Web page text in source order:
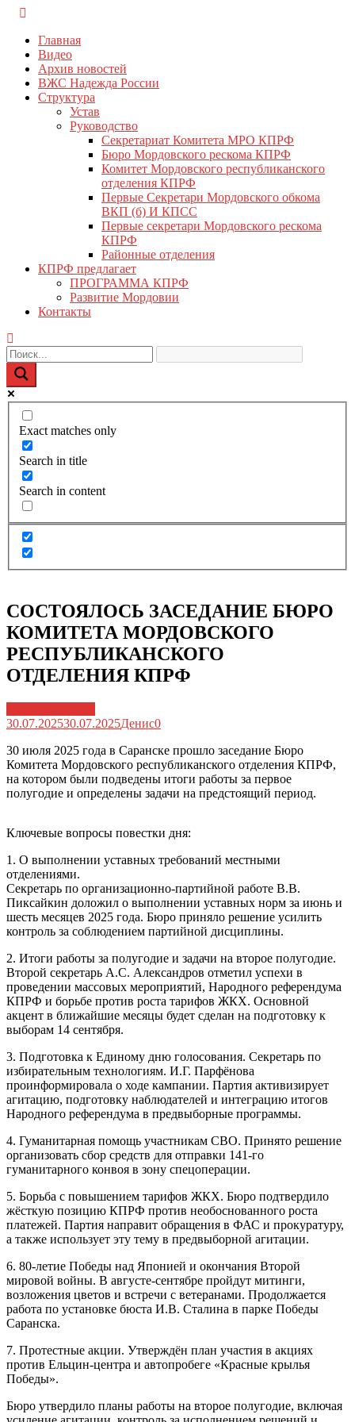
Перейти
содержимому
Главная
Видео
Архив новостей
ВЖС Надежда России
Структура
Устав
Руководство
Секретариат Комитета МРО КПРФ
Бюро Мордовского рескома КПРФ
Комитет Мордовского республиканского
отделения КПРФ
Первые Секретари Мордовского обкома
ВКП (б) И КПСС
Первые секретари Мордовского рескома
КПРФ
Районные отделения
КПРФ предлагает
ПРОГРАММА КПРФ
Развитие Мордовии
Контакты
Exact matches only
Search in title
Search in content
СОСТОЯЛОСЬ ЗАСЕДАНИЕ БЮРО
КОМИТЕТА МОРДОВСКОГО
РЕСПУБЛИКАНСКОГО
ОТДЕЛЕНИЯ КПРФ
30.07.202530.07.2025Денис0
30 июля 2025 года в Саранске прошло заседание Бюро
Комитета Мордовского республиканского отделения КПРФ,
на котором были подведены итоги работы за первое
полугодие и определены задачи на предстоящий период.
Ключевые вопросы повестки дня:
1. О выполнении уставных требований местными
отделениями.
Секретарь по организационно-партийной работе В.В.
Пиксайкин доложил о выполнении уставных норм за июнь и
шесть месяцев 2025 года. Бюро приняло решение усилить
контроль за соблюдением партийной дисциплины.
2. Итоги работы за полугодие и задачи на второе полугодие.
Второй секретарь А.С. Александров отметил успехи в
проведении массовых мероприятий, Народного референдума
КПРФ и борьбе против роста тарифов ЖКХ. Основной
акцент в ближайшие месяцы будет сделан на подготовку к
выборам 14 сентября.
3. Подготовка к Единому дню голосования. Секретарь по
избирательным технологиям. И.Г. Парфёнова
проинформировала о ходе кампании. Партия активизирует
агитацию, подготовку наблюдателей и интеграцию итогов
Народного референдума в предвыборные программы.
4. Гуманитарная помощь участникам СВО. Принято решение
организовать сбор средств для отправки 141-го
гуманитарного конвоя в зону спецоперации.
5. Борьба с повышением тарифов ЖКХ. Бюро подтвердило
жёсткую позицию КПРФ против необоснованного роста
платежей. Партия направит обращения в ФАС и прокуратуру,
а также использует эту тему в предвыборной агитации.
6. 80-летие Победы над Японией и окончания Второй
мировой войны. В августе-сентябре пройдут митинги,
возложения цветов и встречи с ветеранами. Продолжается
работа по установке бюста И.В. Сталина в парке Победы
Саранска.
7. Протестные акции. Утверждён план участия в акциях
против Ельцин-центра и автопробеге «Красные крылья
Победы».
Бюро утвердило планы работы на второе полугодие, включая